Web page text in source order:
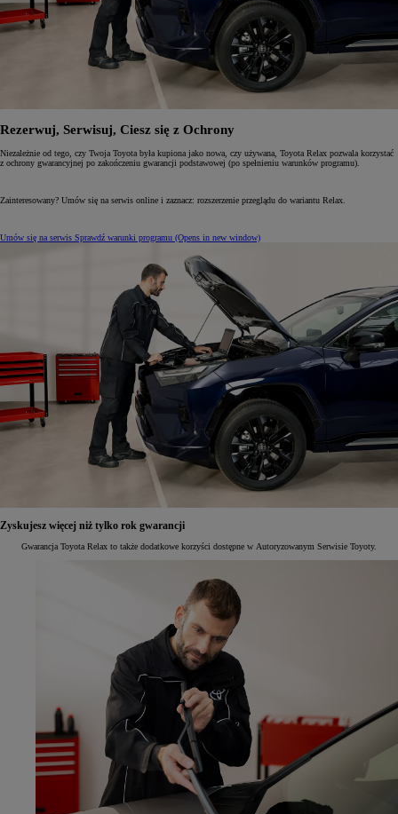
Rezerwuj, Serwisuj, Ciesz się z Ochrony
Niezależnie od tego, czy Twoja Toyota była kupiona jako nowa, czy używana, Toyota Relax pozwala korzystać
z ochrony gwarancyjnej po zakończeniu gwarancji podstawowej (po spełnieniu warunków programu).
Zainteresowany? Umów się na serwis online i zaznacz: rozszerzenie przeglądu do wariantu Relax.
Umów się na serwis Sprawdź warunki programu (Opens in new window)
Zyskujesz więcej niż tylko rok gwarancji
Gwarancja Toyota Relax to także dodatkowe korzyści dostępne w Autoryzowanym Serwisie Toyoty.